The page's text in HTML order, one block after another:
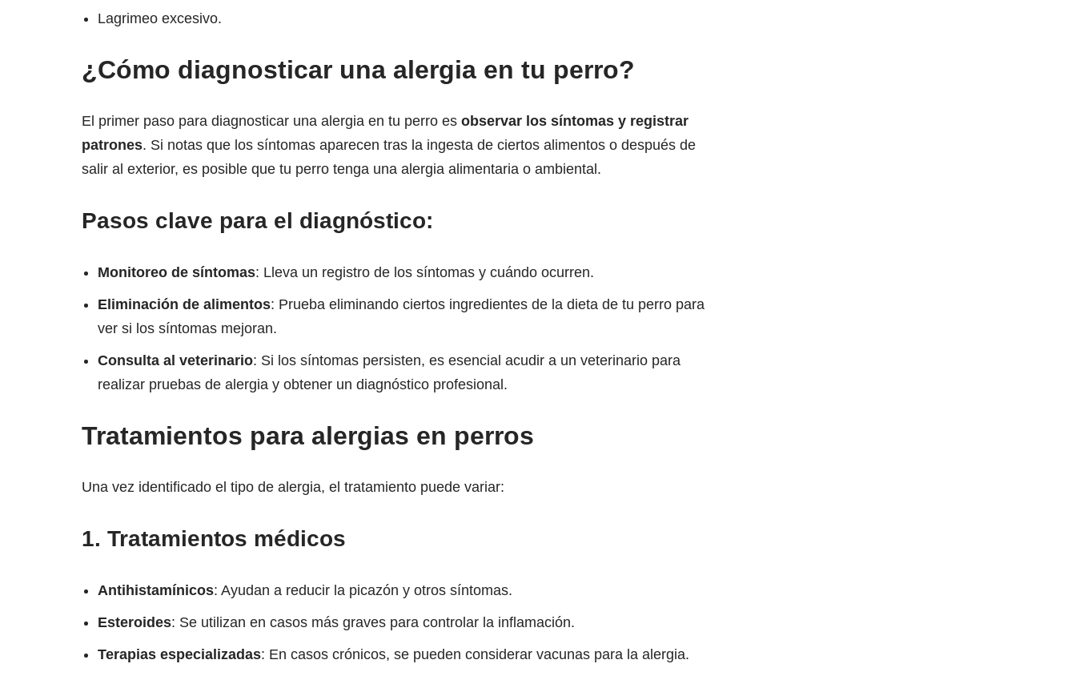
Lagrimeo excesivo.
¿Cómo diagnosticar una alergia en tu perro?
El primer paso para diagnosticar una alergia en tu perro es observar los síntomas y registrar
patrones. Si notas que los síntomas aparecen tras la ingesta de ciertos alimentos o después de
salir al exterior, es posible que tu perro tenga una alergia alimentaria o ambiental.
Pasos clave para el diagnóstico:
Monitoreo de síntomas: Lleva un registro de los síntomas y cuándo ocurren.
Eliminación de alimentos: Prueba eliminando ciertos ingredientes de la dieta de tu perro para
ver si los síntomas mejoran.
Consulta al veterinario: Si los síntomas persisten, es esencial acudir a un veterinario para
realizar pruebas de alergia y obtener un diagnóstico profesional.
Tratamientos para alergias en perros
Una vez identificado el tipo de alergia, el tratamiento puede variar:
1. Tratamientos médicos
Antihistamínicos: Ayudan a reducir la picazón y otros síntomas.
Esteroides: Se utilizan en casos más graves para controlar la inflamación.
Terapias especializadas: En casos crónicos, se pueden considerar vacunas para la alergia.